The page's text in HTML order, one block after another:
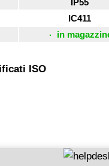
IP55
IC411
in
ISO